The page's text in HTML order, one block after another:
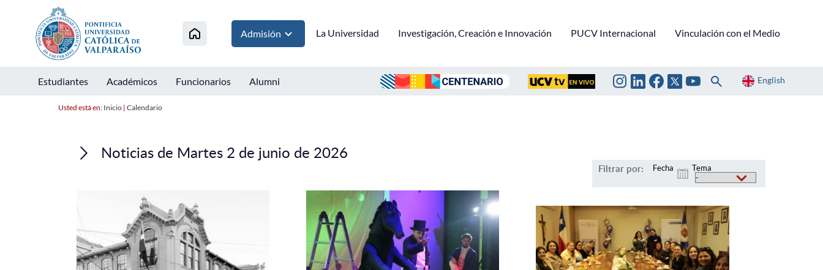
Admisión La Universidad Investigación, Creación e Innovación PUCV Internacional Vinculación con el Medio
Estudiantes Académicos Funcionarios Alumni English
Usted está en: Inicio| Calendario
Noticias de Martes 2 de junio de 2026
Filtrar por: Fecha Tema